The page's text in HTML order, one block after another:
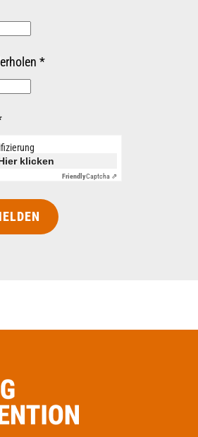
*
klicken
FriendlyCaptcha ⇗